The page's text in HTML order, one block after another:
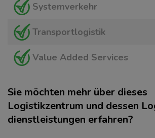
Systemverkehr
Transportlogistik
Value Added Services
Sie möchten mehr über dieses
Logistikzentrum und dessen
dienstleistungen erfahren?